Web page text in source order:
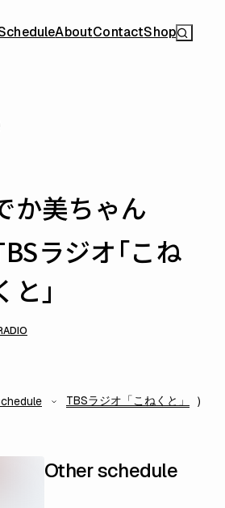
AboutContactShop
か美ちゃん
ラジオ「こね
と」
TBSラジオ「こねくと」
Other schedule